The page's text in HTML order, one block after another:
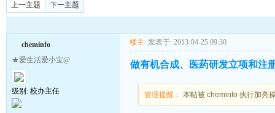
上一主题 下一主题
cheminfo
★爱生活爱小宝@
级别: 校办主任
楼主 发表于: 2013-04-25 09:30
做有机合成、医药研发立项和注
管理提醒： 本帖被 cheminfo 执行加亮